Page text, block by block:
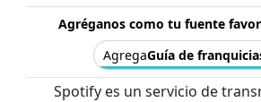
Agréganos como tu fuente
AgregaGuía de
Spotify es un servicio de